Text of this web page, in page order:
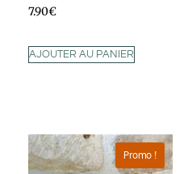
7.90€
AJOUTER AU PANIER
Promo !